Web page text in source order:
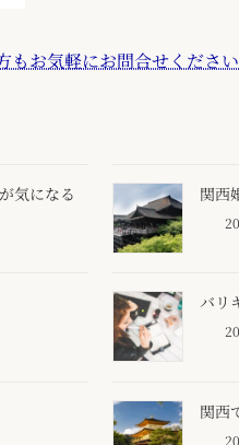
お気軽にお問合せください
気になる
関西
バリ
関西